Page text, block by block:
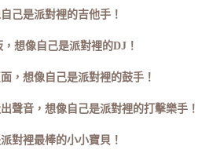
己是派對裡的吉他手！
想像自己是派對裡的DJ！
，想像自己是派對裡的鼓手！
聲音，想像自己是派對裡的打擊樂手！
對裡最棒的小小寶貝！